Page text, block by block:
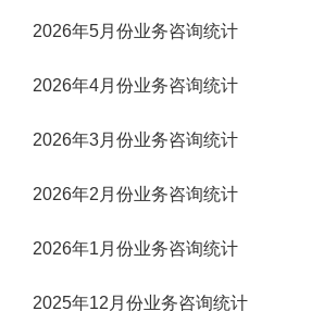
2026年5月份业务咨询统计
2026年4月份业务咨询统计
2026年3月份业务咨询统计
2026年2月份业务咨询统计
2026年1月份业务咨询统计
2025年12月份业务咨询统计